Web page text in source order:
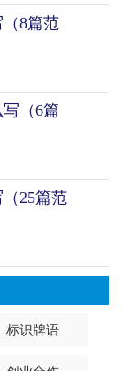
8篇范
（6篇
25篇范
标识牌语